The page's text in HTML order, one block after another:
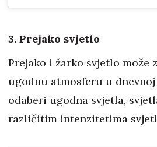
3. Prejako svjetlo
Prejako i žarko svjetlo može
ugodnu atmosferu u
odaberi ugodna svjetla,
različitim intenzitetima